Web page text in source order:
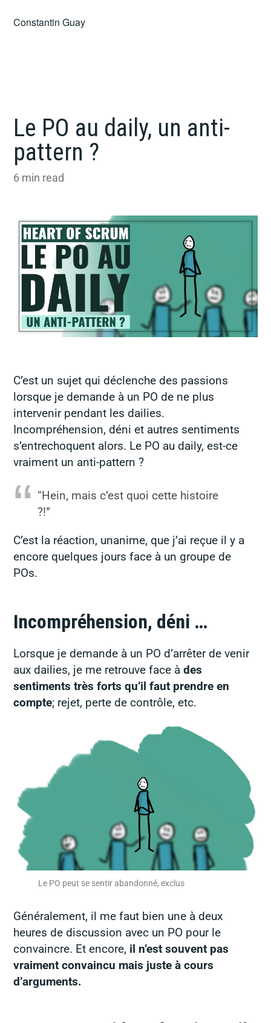
Constantin Guay
Le PO au daily, un anti-
pattern ?
6 min read
C’est un sujet qui déclenche des passions
lorsque je demande à un PO de ne plus
intervenir pendant les dailies.
Incompréhension, déni et autres sentiments
s’entrechoquent alors. Le PO au daily, est-ce
vraiment un anti-pattern ?
“Hein, mais c’est quoi cette histoire
?!”
C’est la réaction, unanime, que j’ai reçue il y a
encore quelques jours face à un groupe de
POs.
Incompréhension, déni …
Lorsque je demande à un PO d’arrêter de venir
aux dailies, je me retrouve face àdes
sentiments très forts qu’il faut prendre en
compte; rejet, perte de contrôle, etc.
Le PO peut se sentir abandonné, exclus
Généralement, il me faut bien une à deux
heures de discussion avec un PO pour le
convaincre. Et encore, il n’est souvent pas
vraiment convaincu mais juste à cours
d’arguments.